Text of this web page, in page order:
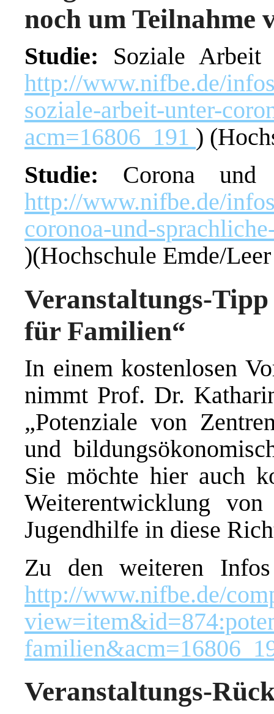
noch um Teilnahme
Studie: Soziale Arbeit
http://www.nifbe.de/
soziale-arbeit-unter-
acm=16806_191 )
Studie: Corona und
http://www.nifbe.de/
coronoa-und-
)(Hochschule Emde/
Veranstaltungs-
für Familien“
In einem kostenlosen
nimmt Prof. Dr.
„Potenziale von
und
Sie möchte hier auch
Weiterentwicklung
Jugendhilfe in diese
Zu den weiteren
http://www.nifbe.de/
Veranstaltungs-